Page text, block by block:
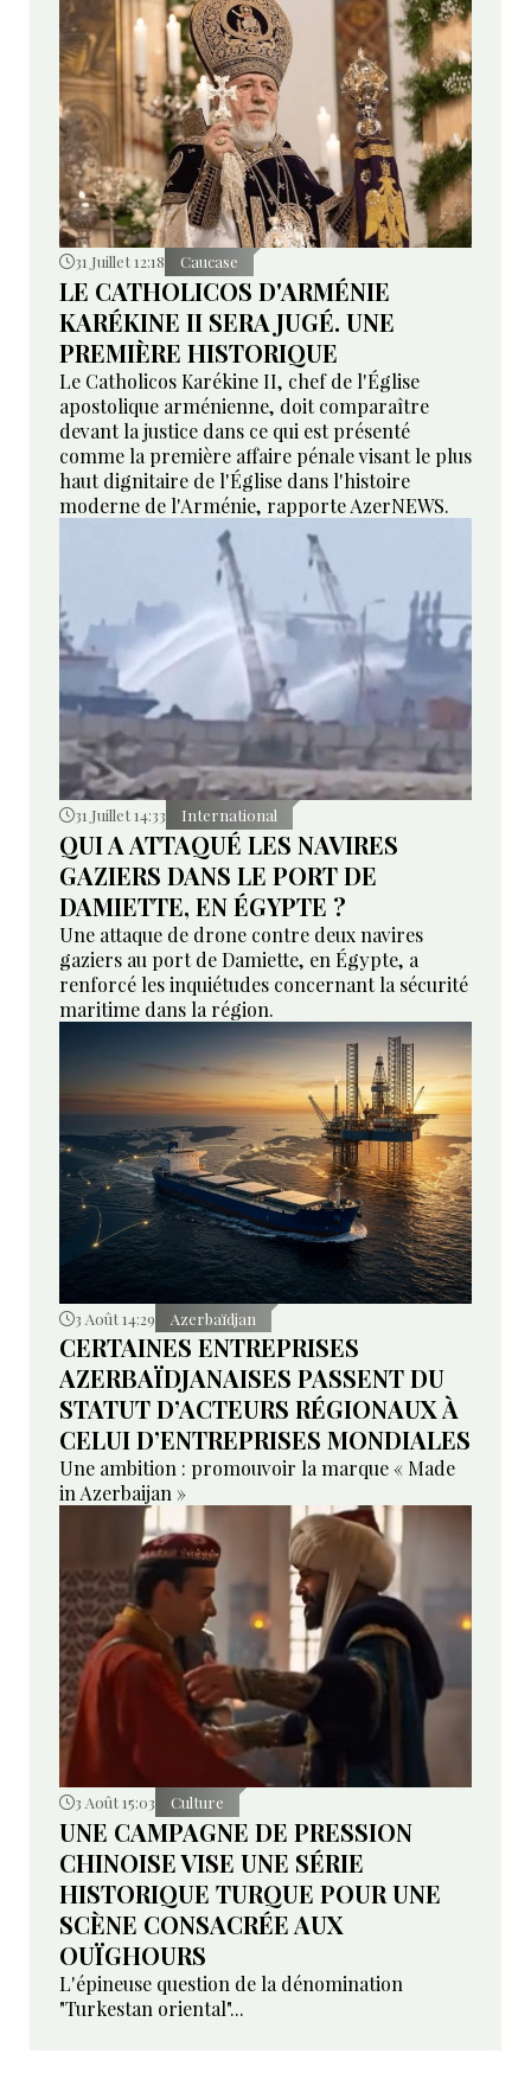
31 Juillet 12:18 Caucase
LE CATHOLICOS D'ARMÉNIE
KARÉKINE II SERA JUGÉ. UNE
PREMIÈRE HISTORIQUE
Le Catholicos Karékine II, chef de l'Église
apostolique arménienne, doit comparaître
devant la justice dans ce qui est présenté
comme la première affaire pénale visant le plus
haut dignitaire de l'Église dans l'histoire
moderne de l'Arménie, rapporte AzerNEWS.
31 Juillet 14:33 International
QUI A ATTAQUÉ LES NAVIRES
GAZIERS DANS LE PORT DE
DAMIETTE, EN ÉGYPTE ?
Une attaque de drone contre deux navires
gaziers au port de Damiette, en Égypte, a
renforcé les inquiétudes concernant la sécurité
maritime dans la région.
3 Août 14:29 Azerbaïdjan
CERTAINES ENTREPRISES
AZERBAÏDJANAISES PASSENT DU
STATUT D’ACTEURS RÉGIONAUX À
CELUI D’ENTREPRISES MONDIALES
Une ambition : promouvoir la marque « Made
in Azerbaijan »
3 Août 15:03 Culture
UNE CAMPAGNE DE PRESSION
CHINOISE VISE UNE SÉRIE
HISTORIQUE TURQUE POUR UNE
SCÈNE CONSACRÉE AUX
OUÏGHOURS
L'épineuse question de la dénomination
"Turkestan oriental"...